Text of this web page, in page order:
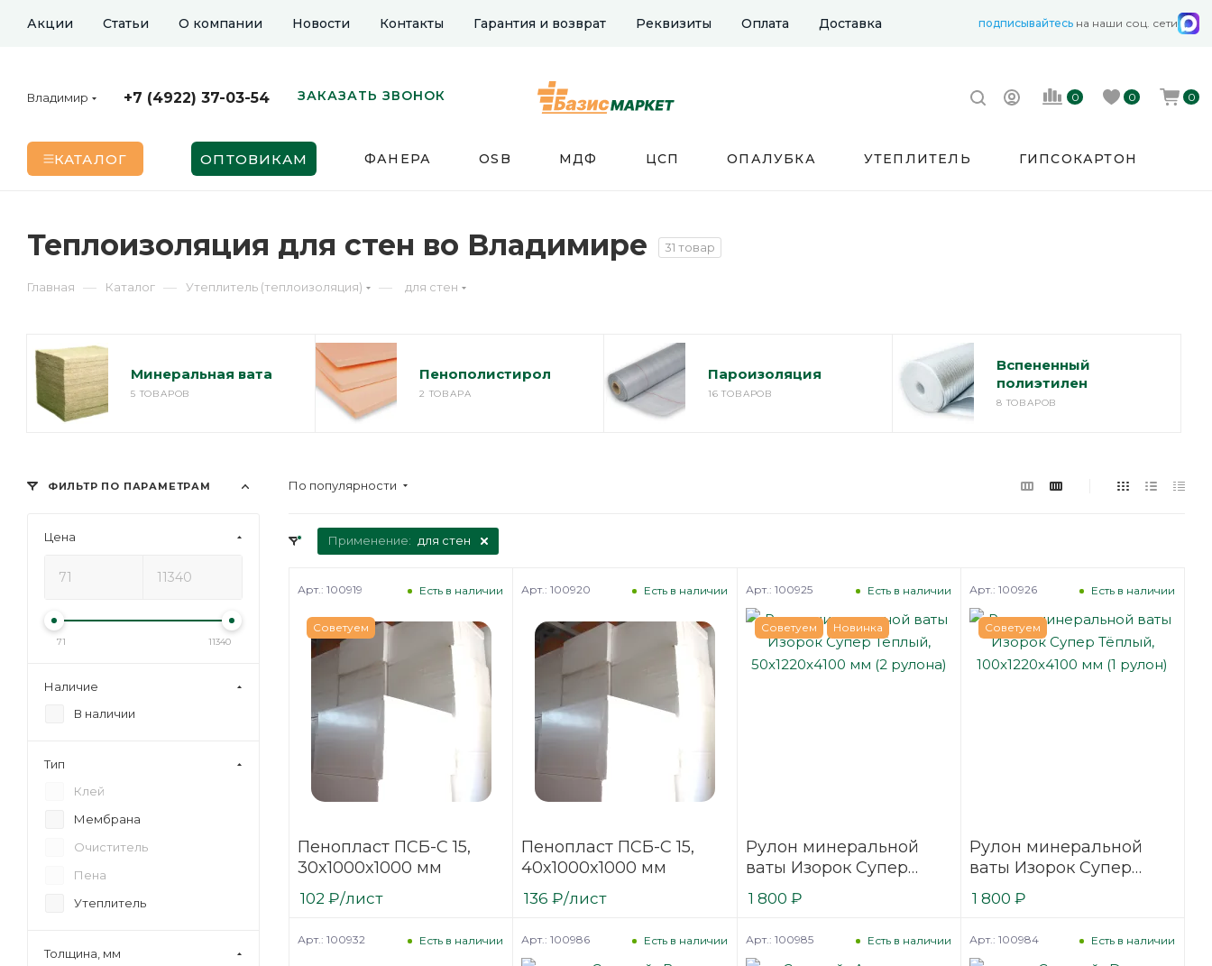
Акции Статьи О компании Новости Контакты Гарантия и возврат Реквизиты Оплата Доставка подписывайтесь на наши соц. сети
Владимир +7 (4922) 37-03-54 ЗАКАЗАТЬ ЗВОНОК 0 0 0
КАТАЛОГ ОПТОВИКАМ ФАНЕРА OSB МДФ ЦСП ОПАЛУБКА УТЕПЛИТЕЛЬ ГИПСОКАРТОН
Теплоизоляция для стен во Владимире 31 товар
Главная — Каталог — Утеплитель (теплоизоляция) — для стен
Минеральная вата
5 ТОВАРОВ
Пенополистирол
2 ТОВАРА
Пароизоляция
16 ТОВАРОВ
Вспененный
полиэтилен
8 ТОВАРОВ
По популярности
Применение: для стен
Советуем
Пенопласт ПСБ-С 15,
30x1000x1000 мм
Есть в наличии
Арт.: 100919
102 ₽/лист
Пенопласт ПСБ-С 15,
40x1000x1000 мм
Есть в наличии
Арт.: 100920
136 ₽/лист
Советуем Новинка
Рулон минеральной
ваты Изорок Супер
Тёплый, 50x1220x4100
мм (2 рулона)
Есть в наличии
Арт.: 100925
1 800 ₽
Советуем
Рулон минеральной
ваты Изорок Супер
Тёплый, 100x1220x4100
мм (1 рулон)
Есть в наличии
Арт.: 100926
1 800 ₽
Есть в наличии
Арт.: 100932 Есть в наличии
Арт.: 100986 Есть в наличии
Арт.: 100985 Есть в наличии
Арт.: 100984
ФИЛЬТР ПО ПАРАМЕТРАМ
Цена
71 11340
Наличие
В наличии
Тип
Клей
Мембрана
Очиститель
Пена
Утеплитель
Толщина, мм